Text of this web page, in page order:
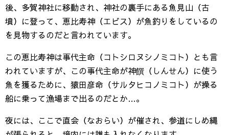
後、多賀神社に移動され、神社の裏手にある魚見山（古
墳）に登って、恵比寿神（エビス）が魚釣りをしているの
を見物するのだと言われています。
この恵比寿神は事代主命（コトシロヌシノミコト）とも言
われていますが、この事代主命が神饌（しんせん）に使う
魚を獲るために、猿田彦命（サルタヒコノミコト）が操る
船に乗って漁場まで出るのだとか…。
夜には、ここで直会（なおらい）が催され、参道にしめ縄